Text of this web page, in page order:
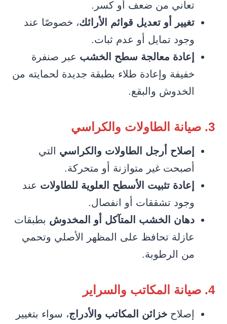
تعاني من ضعف أو كسر.
تغيير أو تعديل قوائم الأرائك، خصوصًا عند
وجود تمايل أو عدم ثبات.
إعادة معالجة سطح الخشب عبر صنفرة
خفيفة وإعادة طلاء بطبقة جديدة لحمايته من
الخدوش والبقع.
3. صيانة الطاولات والكراسي
إصلاح أرجل الطاولات والكراسي التي
أصبحت غير متوازنة أو متحركة.
إعادة تثبيت الأسطح العلوية للطاولات عند
وجود تشققات أو انفصال.
دهان الخشب المتآكل أو المخدوش بطبقات
عازلة تحافظ على المظهر الأصلي وتحمي
من الرطوبة.
4. صيانة المكاتب والسراير
إصلاح خزائن المكاتب والأدراج، سواء بتغيير